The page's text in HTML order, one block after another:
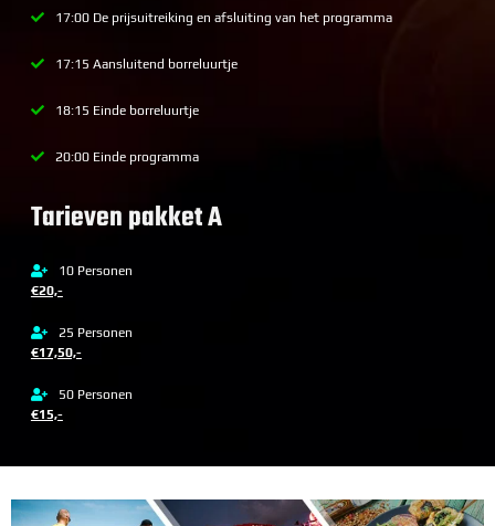
17:00 De prijsuitreiking en afsluiting van het programma
17:15 Aansluitend borreluurtje
18:15 Einde borreluurtje
20:00 Einde programma
Tarieven pakket A
10 Personen
€20,-
25 Personen
€17,50,-
50 Personen
€15,-